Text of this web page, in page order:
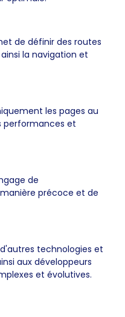
de définir des routes
la navigation et
les pages au
performances et
de
précoce et de
technologies et
aux développeurs
et évolutives.